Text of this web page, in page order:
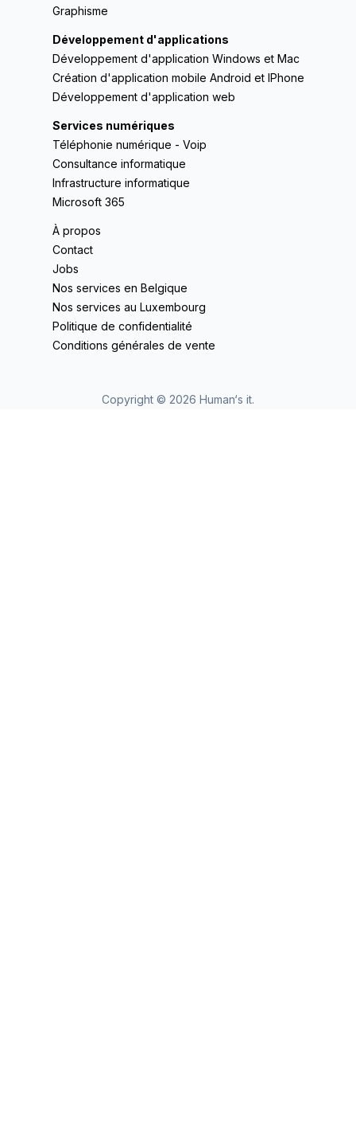
Graphisme
Développement d'applications
Développement d'application Windows et Mac
Création d'application mobile Android et IPhone
Développement d'application web
Services numériques
Téléphonie numérique - Voip
Consultance informatique
Infrastructure informatique
Microsoft 365
À propos
Contact
Jobs
Nos services en Belgique
Nos services au Luxembourg
Politique de confidentialité
Conditions générales de vente
Copyright © 2026 Human‘s it.